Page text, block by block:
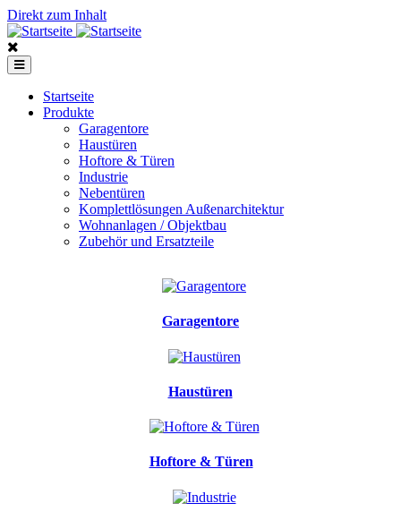
Direkt zum Inhalt
Startseite
Produkte
Garagentore
Haustüren
Hoftore & Türen
Industrie
Nebentüren
Komplettlösungen Außenarchitektur
Wohnanlagen / Objektbau
Zubehör und Ersatzteile
Garagentore
Haustüren
Hoftore & Türen